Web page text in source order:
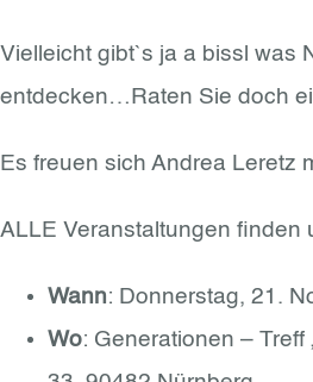
Vielleicht gibt`s ja a bissl was
entdecken…Raten Sie doch
Es freuen sich Andrea Leretz
ALLE Veranstaltungen finden
Wann: Donnerstag, 21.
Wo: Generationen – Treff